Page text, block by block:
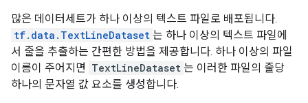
많은 데이터세트가 하나 이상의 텍스트 파일로 배포됩니다.
tf.data.TextLineDataset 는 하나 이상의 텍스트 파일에
서 줄을 추출하는 간편한 방법을 제공합니다. 하나 이상의 파일
이름이 주어지면 TextLineDataset 는 이러한 파일의 줄당
하나의 문자열 값 요소를 생성합니다.